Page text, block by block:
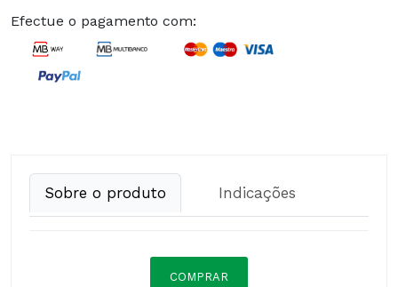
Efectue o pagamento com:
Sobre o produto Indicações
COMPRAR